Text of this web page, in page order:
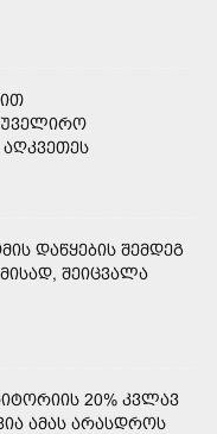
ᲐᲦᲙᲕᲔᲗᲔᲡ
ᲓᲐᲬᲧᲔᲑᲘᲡ ᲨᲔᲛᲓᲔᲒ
ᲨᲔᲘᲪᲕᲐᲚᲐ
20% ᲙᲕᲚᲐᲕ
ᲐᲛᲐᲡ ᲐᲠᲐᲡᲓᲠᲝᲡ